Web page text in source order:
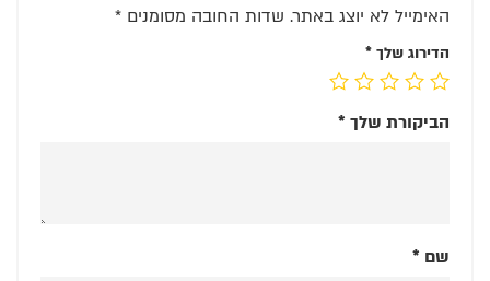
האימייל לא יוצג באתר. שדות החובה מסומנים *
הדירוג שלך *
הביקורת שלך *
שם *